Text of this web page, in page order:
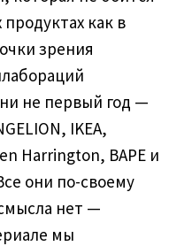
как в
зрения
не первый год —
IKEA,
Harrington, BAPE и
они по-своему
нет —
мы